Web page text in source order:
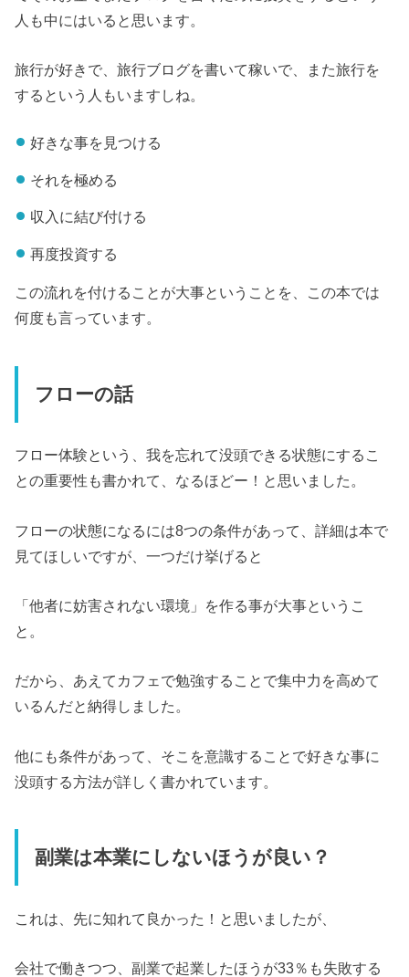
人も中にはいると思います。
旅行が好きで、旅行ブログを書いて稼いで、また旅行を
するという人もいますしね。
好きな事を見つける
それを極める
収入に結び付ける
再度投資する
この流れを付けることが大事ということを、この本では
何度も言っています。
フローの話
フロー体験という、我を忘れて没頭できる状態にするこ
との重要性も書かれて、なるほどー！と思いました。
フローの状態になるには8つの条件があって、詳細は本で
見てほしいですが、一つだけ挙げると
「他者に妨害されない環境」を作る事が大事というこ
と。
だから、あえてカフェで勉強することで集中力を高めて
いるんだと納得しました。
他にも条件があって、そこを意識することで好きな事に
没頭する方法が詳しく書かれています。
副業は本業にしないほうが良い？
これは、先に知れて良かった！と思いましたが、
会社で働きつつ、副業で起業したほうが33％も失敗する